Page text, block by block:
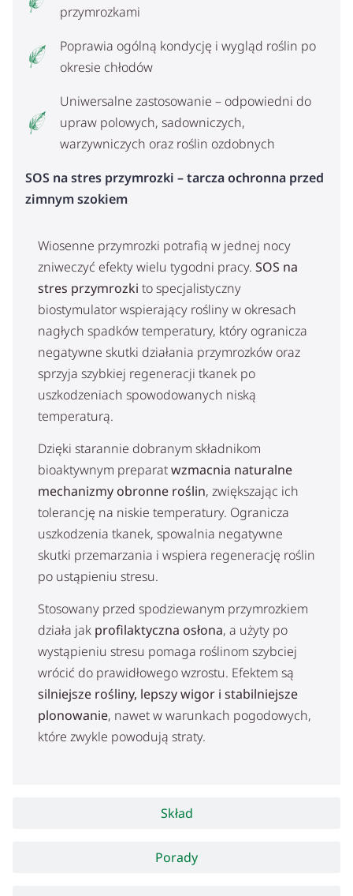
Skład
Porady
przymrozkami
Poprawia ogólną kondycję i wygląd roślin po
okresie chłodów
Uniwersalne zastosowanie – odpowiedni do
upraw polowych, sadowniczych,
warzywniczych oraz roślin ozdobnych
SOS na stres przymrozki – tarcza ochronna przed
zimnym szokiem
Wiosenne przymrozki potrafią w jednej nocy
zniweczyć efekty wielu tygodni pracy. SOS na
stres przymrozki to specjalistyczny
biostymulator wspierający rośliny w okresach
nagłych spadków temperatury, który ogranicza
negatywne skutki działania przymrozków oraz
sprzyja szybkiej regeneracji tkanek po
uszkodzeniach spowodowanych niską
temperaturą.
Dzięki starannie dobranym składnikom
bioaktywnym preparatwzmacnia naturalne
mechanizmy obronne roślin, zwiększając ich
tolerancję na niskie temperatury. Ogranicza
uszkodzenia tkanek, spowalnia negatywne
skutki przemarzania i wspiera regenerację roślin
po ustąpieniu stresu.
Stosowany przed spodziewanym przymrozkiem
działa jak profilaktyczna osłona, a użyty po
wystąpieniu stresu pomaga roślinom szybciej
wrócić do prawidłowego wzrostu. Efektem są
silniejsze rośliny, lepszy wigor i stabilniejsze
plonowanie, nawet w warunkach pogodowych,
które zwykle powodują straty.